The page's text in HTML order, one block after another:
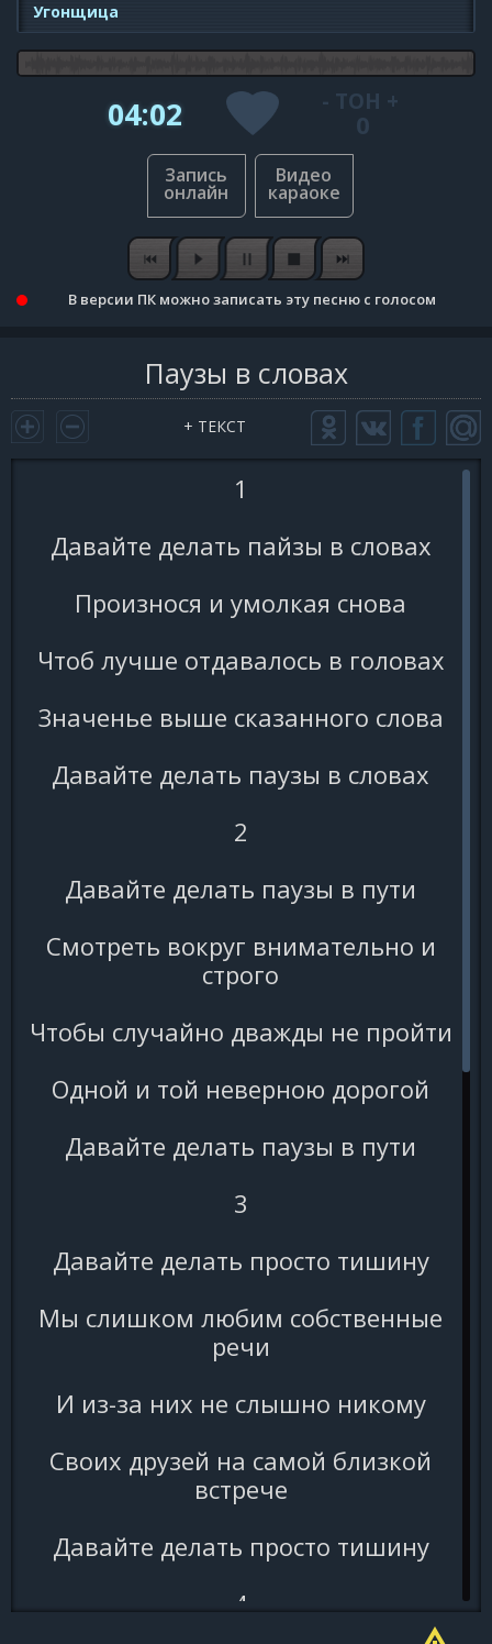
Угонщица
04:02 - ТОН +
0
В версии ПК можно записать эту песню с голосом
Паузы в словах
+ ТЕКСТ
1
Давайте делать пайзы в словах
Произнося и умолкая снова
Чтоб лучше отдавалось в головах
Значенье выше сказанного слова
Давайте делать паузы в словах
2
Давайте делать паузы в пути
Смотреть вокруг внимательно и
строго
Чтобы случайно дважды не пройти
Одной и той неверною дорогой
Давайте делать паузы в пути
3
Давайте делать просто тишину
Мы слишком любим собственные
речи
И из-за них не слышно никому
Своих друзей на самой близкой
встрече
Давайте делать просто тишину
4